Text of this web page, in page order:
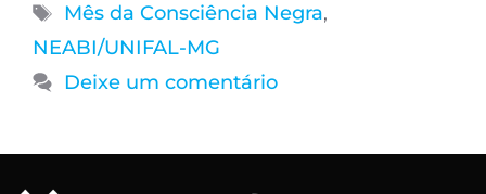
Mês da Consciência Negra,
NEABI/UNIFAL-MG
Deixe um comentário